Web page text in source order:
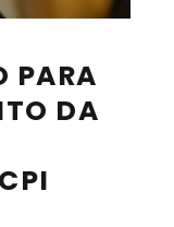
PARA
DA